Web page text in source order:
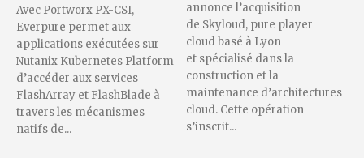
Avec Portworx PX-CSI,
Everpure permet aux
applications exécutées sur
Nutanix Kubernetes Platform
d’accéder aux services
FlashArray et FlashBlade à
travers les mécanismes
natifs de...
annonce l’acquisition
de Skyloud, pure player
cloud basé à Lyon
et spécialisé dans la
construction et la
maintenance d’architectures
cloud. Cette opération
s’inscrit...